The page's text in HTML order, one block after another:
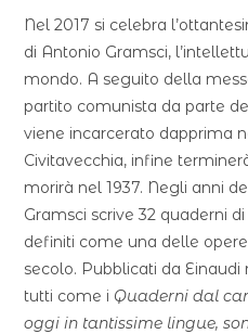
Nel 2017 si celebra
di Antonio Gramsci,
mondo. A seguito della
partito comunista da parte
viene incarcerato dapprima
Civitavecchia, infine
morirà nel 1937. Negli anni
Gramsci scrive 32 quaderni
definiti come una delle
secolo. Pubblicati da
tutti come i Quaderni dal
oggi in tantissime lingue,